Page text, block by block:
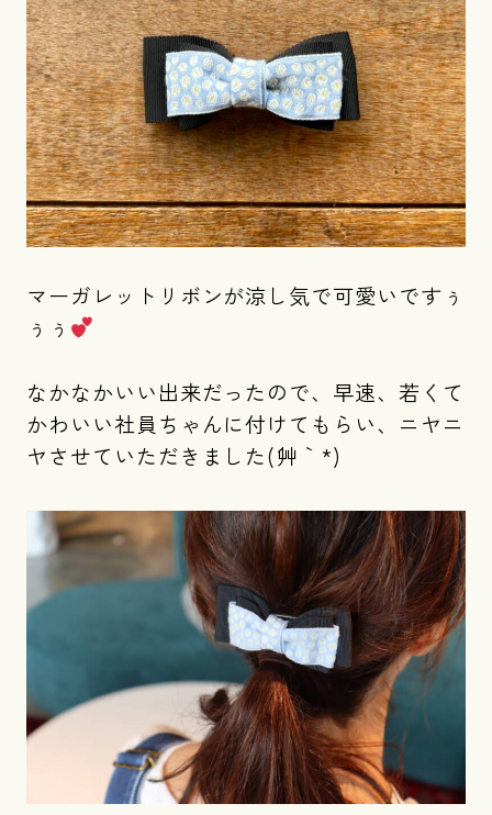
マーガレットリボンが涼し気で可愛いですぅ
ぅぅ
なかなかいい出来だったので、早速、若くて
かわいい社員ちゃんに付けてもらい、ニヤニ
ヤさせていただきました(´艸｀*)